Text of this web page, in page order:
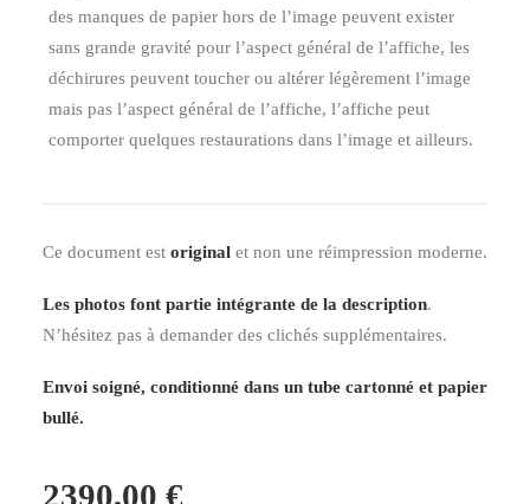
des manques de papier hors de l’image peuvent exister
sans grande gravité pour l’aspect général de l’affiche, les
déchirures peuvent toucher ou altérer légèrement l’image
mais pas l’aspect général de l’affiche, l’affiche peut
comporter quelques restaurations dans l’image et ailleurs.
Ce document est original et non une réimpression moderne.
Les photos font partie intégrante de la description.
N’hésitez pas à demander des clichés supplémentaires.
Envoi soigné, conditionné dans un tube cartonné et papier
bullé.
2390,00 €